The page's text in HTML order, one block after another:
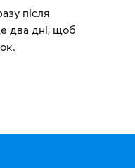
після
два дні, щоб